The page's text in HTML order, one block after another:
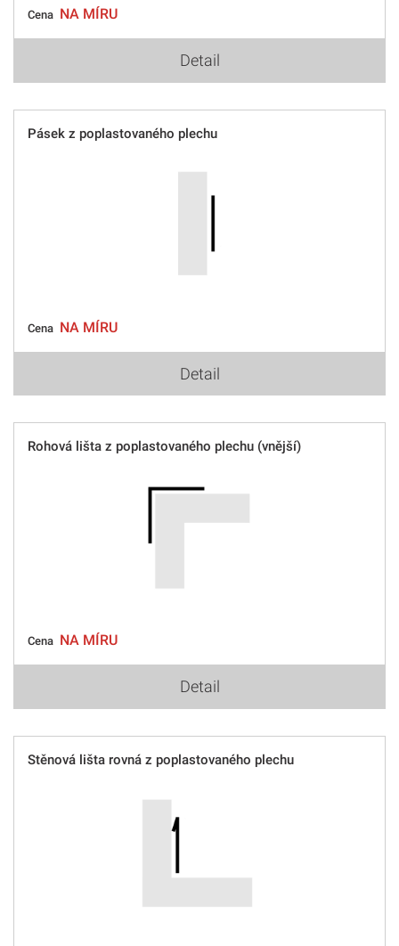
Cena NA MÍRU
Detail
Pásek z poplastovaného plechu
Cena NA MÍRU
Detail
Rohová lišta z poplastovaného plechu (vnější)
Cena NA MÍRU
Detail
Stěnová lišta rovná z poplastovaného plechu